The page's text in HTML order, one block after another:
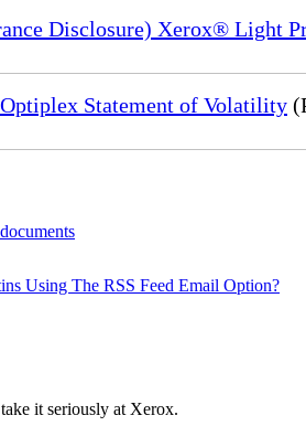
Disclosure) Xerox® Light
Statement of Volatility
Using The RSS Feed Email Option?
it seriously at Xerox.